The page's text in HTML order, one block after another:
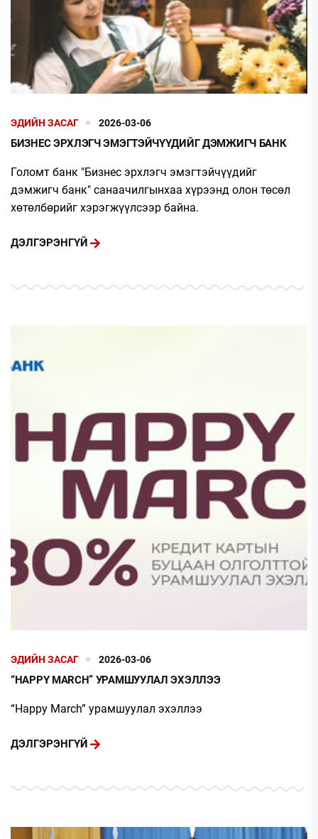
ЭДИЙН ЗАСАГ 2026-03-06
БИЗНЕС ЭРХЛЭГЧ ЭМЭГТЭЙЧҮҮДИЙГ ДЭМЖИГЧ БАНК
Голомт банк "Бизнес эрхлэгч эмэгтэйчүүдийг
дэмжигч банк" санаачилгынхаа хүрээнд олон төсөл
хөтөлбөрийг хэрэгжүүлсээр байна.
ДЭЛГЭРЭНГҮЙ
ЭДИЙН ЗАСАГ 2026-03-06
“HAPPY MARCH” УРАМШУУЛАЛ ЭХЭЛЛЭЭ
“Happy March” урамшуулал эхэллээ
ДЭЛГЭРЭНГҮЙ